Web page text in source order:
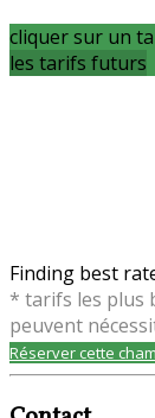
cliquer sur un
les tarifs futurs
Finding best
* tarifs les plus
peuvent
Réserver cette